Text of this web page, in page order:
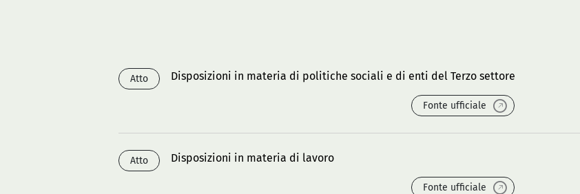
Atto Disposizioni in materia di politiche sociali e di enti del Terzo settore
Fonte ufficiale
Atto Disposizioni in materia di lavoro
Fonte ufficiale